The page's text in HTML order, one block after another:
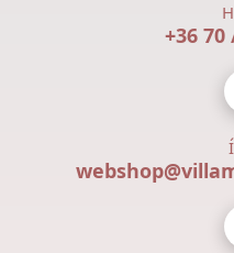
+36 70